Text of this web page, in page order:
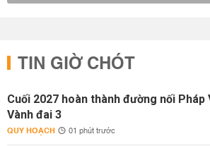
TIN GIỜ CHÓT
Cuối 2027 hoàn thành đường nối Pháp
Vành đai 3
QUY HOẠCH 01 phút trước